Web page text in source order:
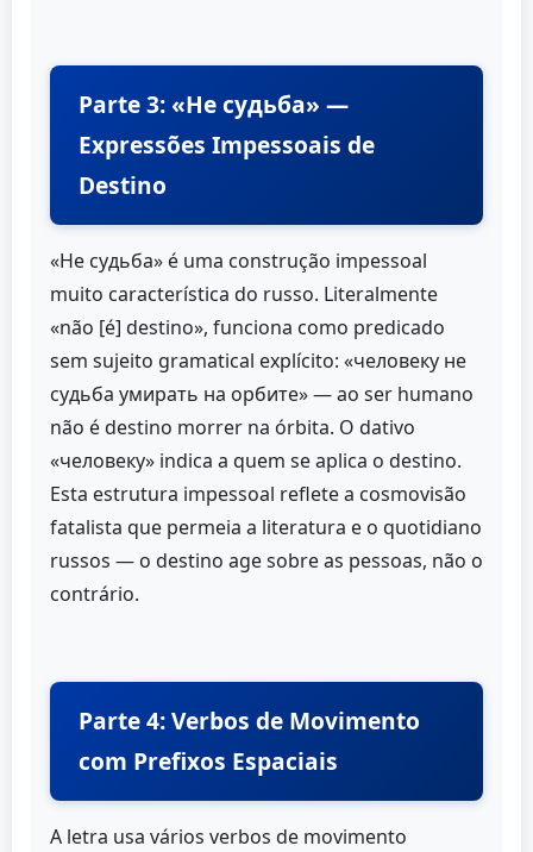
Parte 3: «Не судьба» —
Expressões Impessoais de
Destino
«Не судьба» é uma construção impessoal
muito característica do russo. Literalmente
«não [é] destino», funciona como predicado
sem sujeito gramatical explícito: «человеку не
судьба умирать на орбите» — ao ser humano
não é destino morrer na órbita. O dativo
«человеку» indica a quem se aplica o destino.
Esta estrutura impessoal reflete a cosmovisão
fatalista que permeia a literatura e o quotidiano
russos — o destino age sobre as pessoas, não o
contrário.
Parte 4: Verbos de Movimento
com Prefixos Espaciais
A letra usa vários verbos de movimento